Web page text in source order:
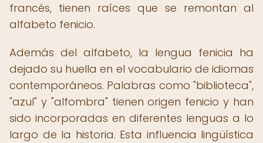
francés, tienen raíces que se remontan al
alfabeto fenicio.
Además del alfabeto, la lengua fenicia ha
dejado su huella en el vocabulario de idiomas
contemporáneos. Palabras como "biblioteca",
"azul" y "alfombra" tienen origen fenicio y han
sido incorporadas en diferentes lenguas a lo
largo de la historia. Esta influencia lingüística